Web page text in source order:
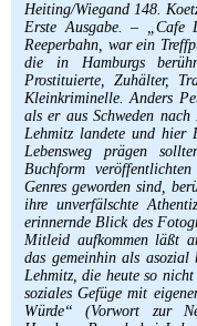
Warenkorb
AGB
Widerruf
Über uns
Aktuelle Kataloge
Kontakt
Ankauf
Links
Impressum
Heiting/Wiegand 148.
Erste Ausgabe. – „Cafe
Reeperbahn, war ein
die in Hamburgs
Prostituierte, Zuhälter,
Kleinkriminelle. Anders
als er aus Schweden
Lehmitz landete und hier
Lebensweg prägen
Buchform
Genres geworden sind,
ihre unverfälschte
erinnernde Blick des
Mitleid aufkommen läßt
das gemeinhin als asozial
Lehmitz, die heute so
soziales Gefüge mit
Würde“ (Vorwort zur